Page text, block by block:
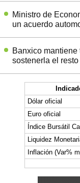
Ministro de
un acuerdo
Banxico
sostenerla el
Dólar oficial
Euro oficial
Índice Bursátil
Liquidez
Inflación (Var%